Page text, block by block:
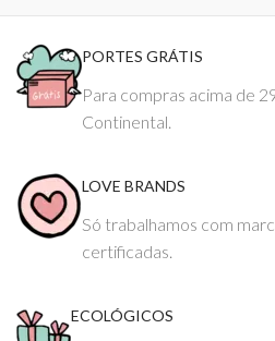
PORTES GRÁTIS
Para compras acima de
Continental.
LOVE BRANDS
Só trabalhamos com
certificadas.
ECOLÓGICOS